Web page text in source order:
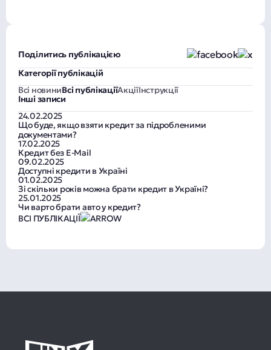
Поділитись публікацією
Категорії публікацій
Всі новиниВсі публікаціїАкціїІнструкції
Інші записи
24.02.2025
Що буде, якщо взяти кредит за підробленими
документами?
17.02.2025
Кредит без E-Mail
09.02.2025
Доступні кредити в Україні
01.02.2025
Зі скільки років можна брати кредит в Україні?
25.01.2025
Чи варто брати авто у кредит?
ВСІ ПУБЛІКАЦІЇ